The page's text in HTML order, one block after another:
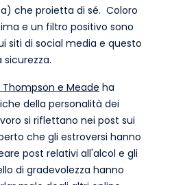
che proietta di sé. Coloro
e un filtro positivo sono
siti di social media e questo
e Meade ha
della personalità dei
si riflettano nei post sui
che gli estroversi hanno
post relativi all'alcol e gli
di gradevolezza hanno